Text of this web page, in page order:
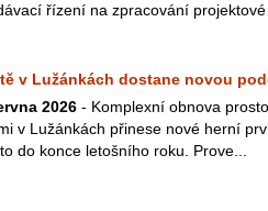
řízení na zpracování projektové
v Lužánkách dostane novou
2026 - Komplexní obnova
v Lužánkách přinese nové herní
do konce letošního roku. Prove...